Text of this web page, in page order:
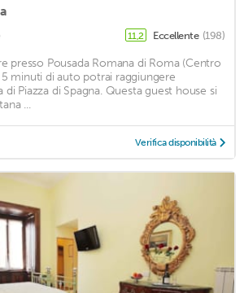
11,2 Eccellente (198)
presso Pousada Romana di Roma (Centro
minuti di auto potrai raggiungere
di Piazza di Spagna. Questa guest house si
...
Verifica disponibilità